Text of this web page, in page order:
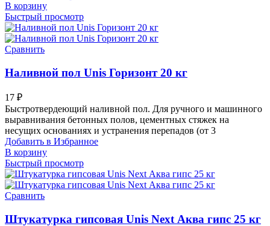
В корзину
Быстрый просмотр
Сравнить
Наливной пол Unis Горизонт 20 кг
17 ₽
Быстротвердеющий наливной пол. Для ручного и машинного
выравнивания бетонных полов, цементных стяжек на
несущих основаниях и устранения перепадов (от 3
Добавить в Избранное
В корзину
Быстрый просмотр
Сравнить
Штукатурка гипсовая Unis Next Аква гипс 25 кг